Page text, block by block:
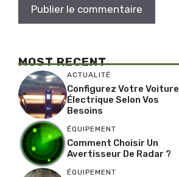
MOST RECENT
ACTUALITÉ
Configurez Votre Voiture
Électrique Selon Vos
Besoins
ÉQUIPEMENT
Comment Choisir Un
Avertisseur De Radar ?
ÉQUIPEMENT